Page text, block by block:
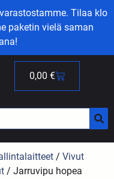
Tilaa klo
paketin vielä saman
0,00 €
/Vivut
/ Jarruvipu hopea